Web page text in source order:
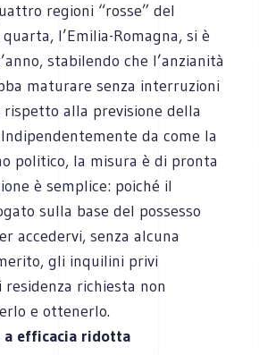
regioni “rosse” del
l’Emilia-Romagna, si è
stabilendo che l’anzianità
maturare senza interruzioni
alla previsione della
da come la
politico, la misura è di pronta
è semplice: poiché il
sulla base del possesso
accedervi, senza alcuna
gli inquilini privi
residenza richiesta non
e ottenerlo.
a efficacia ridotta